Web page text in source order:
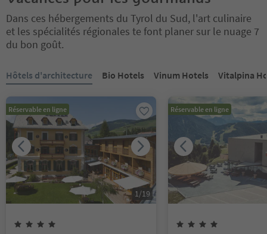
Dans ces hébergements du Tyrol du Sud, l'art culinaire
et les spécialités régionales te font planer sur le nuage 7
du bon goût.
Hôtels d'architecture Bio Hotels Vinum Hotels Vitalpina
Réservable en ligne
1 /19
Réservable en ligne